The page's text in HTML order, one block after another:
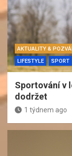
AKTUALITY &
LIFESTYLE
SPORT
Sportování v
dodržet
1 týdnem ago